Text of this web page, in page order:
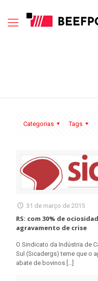
Categorias Tags
31 de março de 2015
RS: com 30% de
agravamento de crise
O Sindicato da Indústria de
Sul (Sicadergs) teme que o
abate de bovinos […]